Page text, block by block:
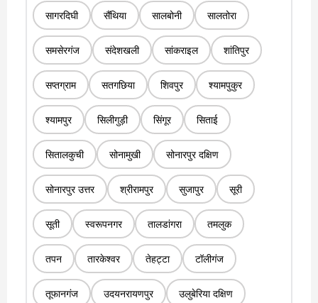
सागरदिघी सैंथिया सालबोनी सालतोरा
समसेरगंज संदेशखली सांकराइल शांतिपुर
सप्तग्राम सतगछिया शिवपुर श्यामपुकुर
श्यामपुर सिलीगुड़ी सिंगूर सिताई
सितालकुची सोनामुखी सोनारपुर दक्षिण
सोनारपुर उत्तर श्रीरामपुर सुजापुर सूरी
सूती स्वरूपनगर तालडांगरा तमलुक
तपन तारकेश्वर तेहट्टा टॉलीगंज
तूफानगंज उदयनरायणपुर उलुबेरिया दक्षिण